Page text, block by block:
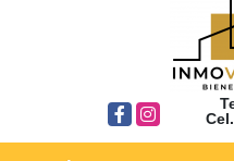
FacebookInstagram Cel.